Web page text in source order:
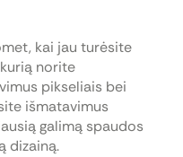
kai jau turėsite
norite
pikseliais bei
išmatavimus
galimą spaudos
dizainą.